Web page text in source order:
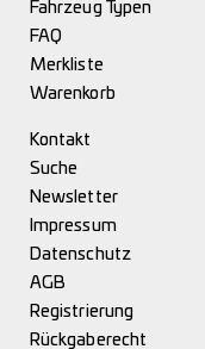
Fahrzeug Typen
FAQ
Merkliste
Warenkorb
Kontakt
Suche
Newsletter
Impressum
Datenschutz
AGB
Registrierung
Rückgaberecht